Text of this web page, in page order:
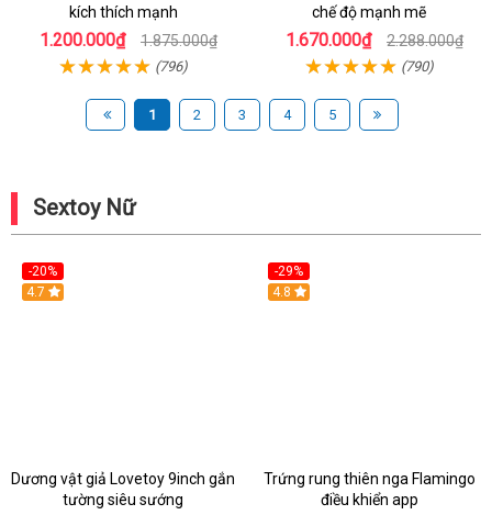
kích thích mạnh
1.200.000₫ 1.875.000₫
(796)
chế độ mạnh mẽ
1.670.000₫ 2.288.000₫
(790)
1 2 3 4 5
Sextoy Nữ
-20%
Hot
4.7
Dương vật giả Lovetoy 9inch gắn
tường siêu sướng
-29%
Hot
4.8
Trứng rung thiên nga Flamingo
điều khiển app